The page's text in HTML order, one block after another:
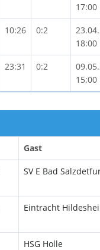
17:00
10:26 0:2
18:00
23:31 0:2
15:00
Gast
SV E Bad
Eintracht
HSG Holle